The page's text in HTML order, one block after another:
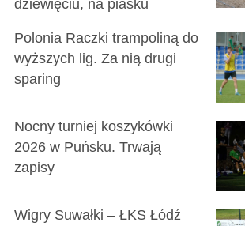
dziewięciu, na piasku
Polonia Raczki trampoliną do
wyższych lig. Za nią drugi
sparing
Nocny turniej koszykówki
2026 w Puńsku. Trwają
zapisy
Wigry Suwałki – ŁKS Łódź